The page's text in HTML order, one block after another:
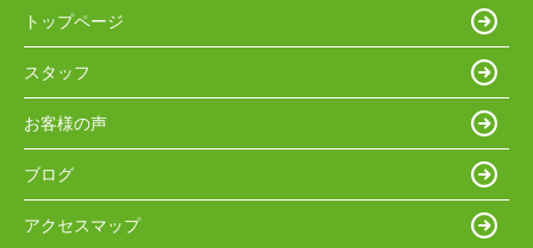
トップページ
スタッフ
お客様の声
ブログ
アクセスマップ